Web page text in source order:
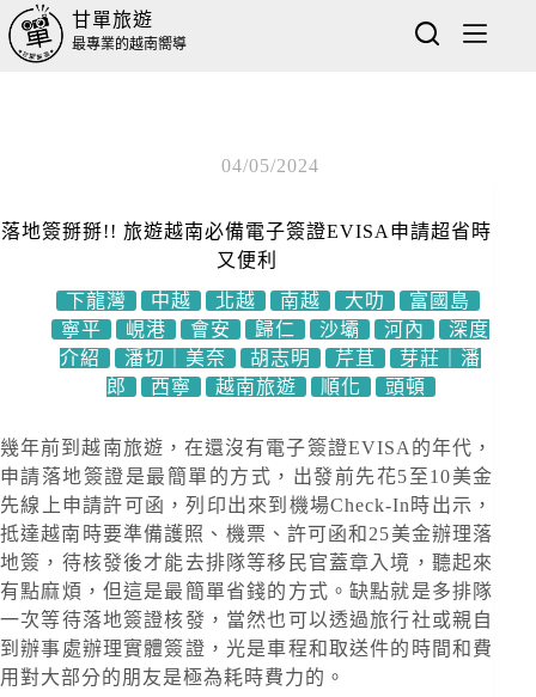
甘單旅遊
最專業的越南嚮導
04/05/2024
落地簽掰掰!! 旅遊越南必備電子簽證EVISA申請超省時
又便利
下龍灣
中越 北越 南越 大叻
富國島
寧平
峴港 會安 歸仁 沙壩 河內
深度
介紹
潘切｜美奈 胡志明 芹苴
芽莊｜潘
郎
西寧 越南旅遊 順化 頭頓
幾年前到越南旅遊，在還沒有電子簽證EVISA的年代，
申請落地簽證是最簡單的方式，出發前先花5至10美金
先線上申請許可函，列印出來到機場Check-In時出示，
抵達越南時要準備護照、機票、許可函和25美金辦理落
地簽，待核發後才能去排隊等移民官蓋章入境，聽起來
有點麻煩，但這是最簡單省錢的方式。缺點就是多排隊
一次等待落地簽證核發，當然也可以透過旅行社或親自
到辦事處辦理實體簽證，光是車程和取送件的時間和費
用對大部分的朋友是極為耗時費力的。